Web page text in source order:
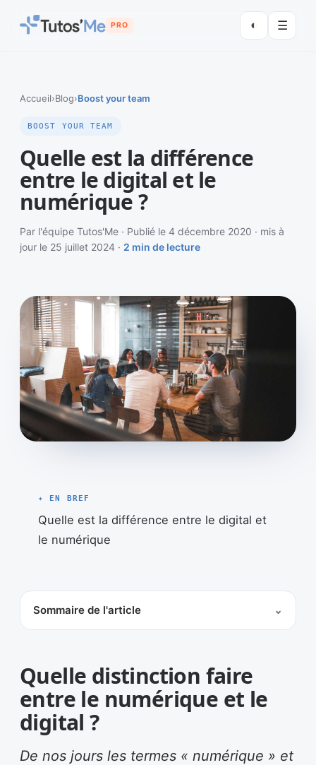
PRO ◐ ☰
Accueil›Blog›Boost your team
BOOST YOUR TEAM
Quelle est la différence
entre le digital et le
numérique ?
Par l'équipe Tutos'Me · Publié le 4 décembre 2020 · mis à
jour le 25 juillet 2024 · 2 min de lecture
✦ EN BREF
Quelle est la différence entre le digital et
le numérique
Sommaire de l'article
Quelle distinction faire
entre le numérique et le
digital ?
De nos jours les termes « numérique » et